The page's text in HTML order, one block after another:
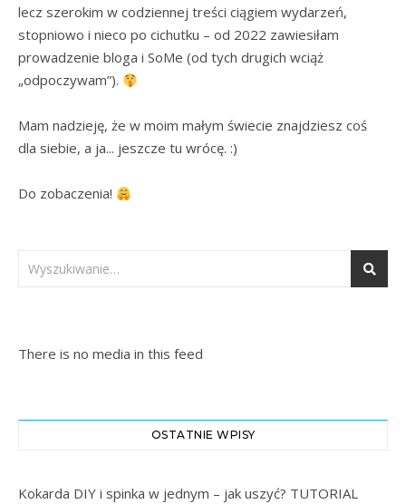
lecz szerokim w codziennej treści ciągiem wydarzeń,
stopniowo i nieco po cichutku – od 2022 zawiesiłam
prowadzenie bloga i SoMe (od tych drugich wciąż
„odpoczywam”).
Mam nadzieję, że w moim małym świecie znajdziesz coś
dla siebie, a ja... jeszcze tu wrócę. :)
Do zobaczenia!
There is no media in this feed
OSTATNIE WPISY
Kokarda DIY i spinka w jednym – jak uszyć? TUTORIAL